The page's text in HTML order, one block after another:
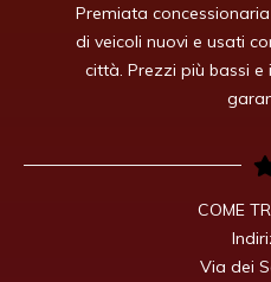
Premiata
di veicoli nuovi e usati
città. Prezzi più bassi e
COME
Via dei